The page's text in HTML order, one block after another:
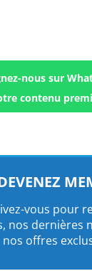
nous sur
contenu
vous pour
nos dernières
nos offres